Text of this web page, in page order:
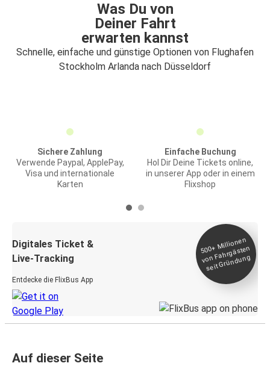
Was Du von
Deiner Fahrt
erwarten kannst
Schnelle, einfache und günstige Optionen von Flughafen
Stockholm Arlanda nach Düsseldorf
Sichere Zahlung
Verwende Paypal, ApplePay,
Visa und internationale
Karten
Einfache Buchung
Hol Dir Deine Tickets online,
in unserer App oder in einem
Flixshop
Digitales Ticket &
Live-Tracking
Entdecke die FlixBus App
500+
Millionen
von Fahrgästen
seit
Gründung
Auf dieser Seite